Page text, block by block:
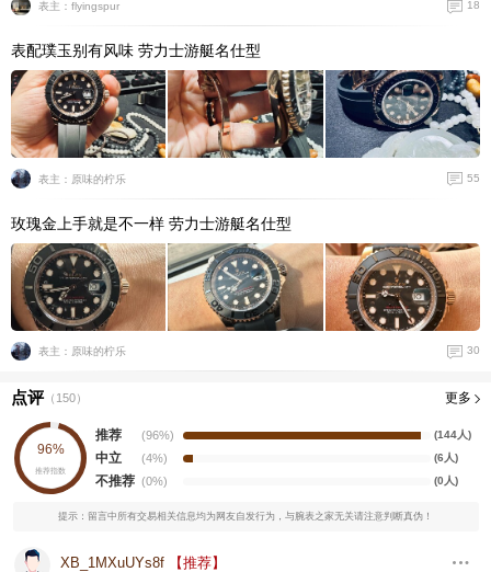
表主：flyingspur 18
表配璞玉别有风味 劳力士游艇名仕型
表主：原味的柠乐 55
玫瑰金上手就是不一样 劳力士游艇名仕型
表主：原味的柠乐 30
点评（ 150） 更多
96%
推荐指数
推荐 (96%) (144人)
中立 (4%) (6人)
不推荐 (0%) (0人)
提示：留言中所有交易相关信息均为网友自发行为，与腕表之家无关请注意判断真伪！
XB_1MXuUYs8f 【推荐】